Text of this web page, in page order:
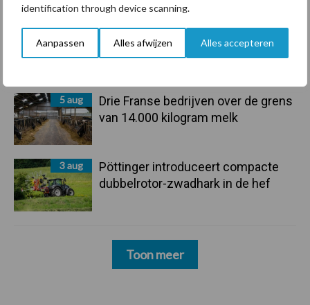
identification through device scanning.
Aanpassen Alles afwijzen Alles accepteren
5 aug
“Vraag naar praktische
hygieneoplossingen is in Polen
5 aug
Drie Franse bedrijven over de grens
van 14.000 kilogram melk
3 aug
Pöttinger introduceert compacte
dubbelrotor-zwadhark in de hef
Toon meer